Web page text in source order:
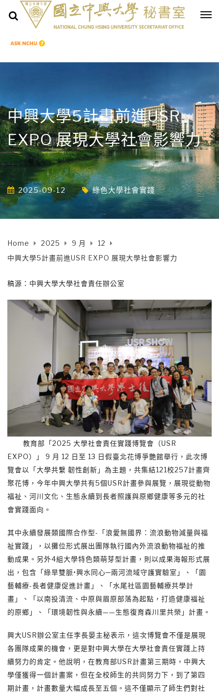
中興大學5計畫前進USR
EXPO 展現大學社會影響力
2025-09-12 綠色大學社會實踐
Home 2025 9 月
12
中興大學5計畫前進USR EXPO 展現大學社會影響力
稿源：中興大學大學社會責任辦公室
教育部「2025 大學社會責任實踐博覽會（USR
EXPO）」 9 月 12 日至 13 日假臺北花博爭艷館舉行，此次博
覽會以「大學共繫 韌性創新」為主題，共集結121校257計畫齊
聚花博，今年中興大學共有5個USR計畫參與展覽，展現從動物
福祉、河川文化、生態永續到長者照護與原鄉健康等多元的社
會實踐面向。
其中永續發展類國際合作型-「浪愛無國界：流浪動物減量與福
祉實踐」，以攤位形式展出團隊執行國內外流浪動物福祉的推
動成果。另外4組大學特色類萌芽型計畫，則以成果海報形式展
出，包含「綠旱雙脈•興水同心─兩河流域守護實驗室」、「園
藝輔療-長者健康促進計畫」、「水尾社區園藝輔療共學計
畫」、「以南投清流、中原與眉原部落為起點，打造健康福祉
的原鄉」、「環境韌性與永續——生態復育森川里共榮」計畫。
興大USR辦公室主任李長晏主秘表示，這次博覽會不僅是展現
各團隊成果的機會，更是對中興大學在大學社會責任實踐上持
續努力的肯定。他說明，在教育部USR計畫第三期時，中興大
學僅獲得一個計畫案，但在全校師生的共同努力下，到了第四
期計畫，計畫數量大幅成長至五個。這不僅顯示了師生們對社